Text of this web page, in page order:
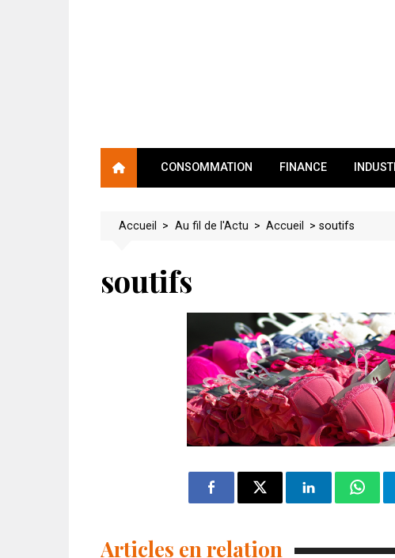
CONSOMMATION FINANCE
Accueil > Au fil de l'Actu > Accueil >soutifs
soutifs
Articles en relation